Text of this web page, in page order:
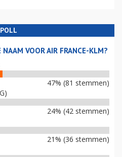
POLL
VOOR AIR FRANCE-KLM?
47% (81 stemmen)
24% (42 stemmen)
21% (36 stemmen)